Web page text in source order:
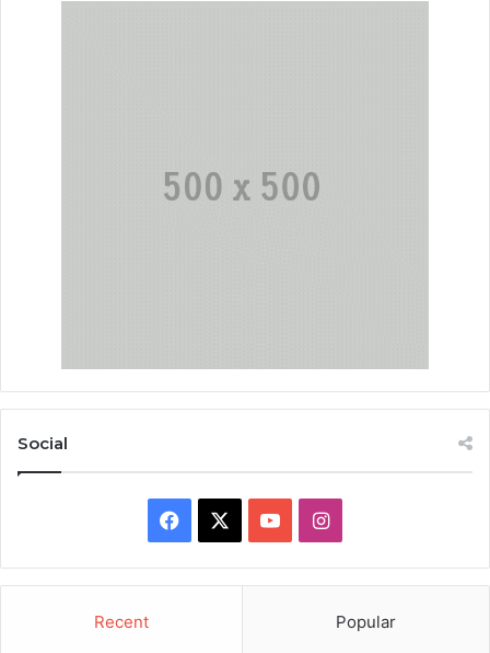
Social
Facebook YouTubeInstagram
Recent Popular